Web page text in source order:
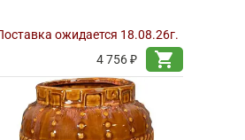
ожидается 18.08.26г.
4 756 ₽
shopping_cart